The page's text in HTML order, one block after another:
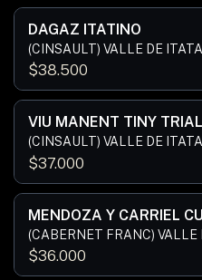
DAGAZ ITATINO
(CINSAULT) VALLE DE ITATA
$38.500
VIU MANENT TINY
(CINSAULT) VALLE DE ITATA
$37.000
MENDOZA Y CARRIEL
(CABERNET FRANC) VALLE
$36.000